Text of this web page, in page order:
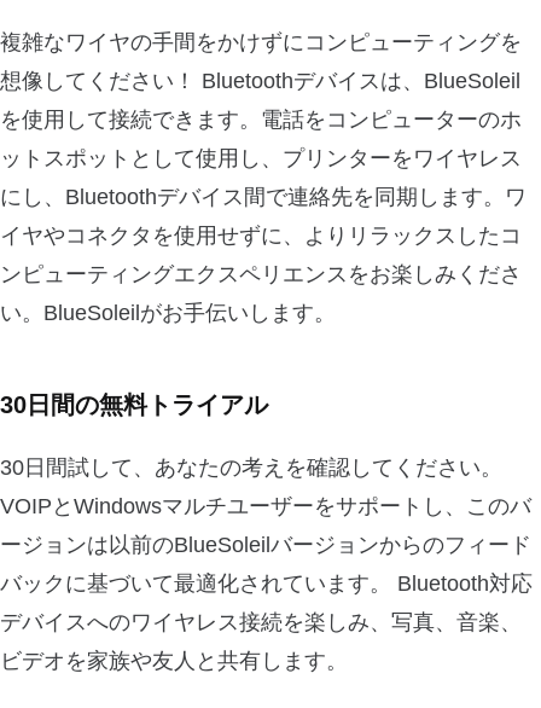
複雑なワイヤの手間をかけずにコンピューティングを
想像してください！ Bluetoothデバイスは、BlueSoleil
を使用して接続できます。電話をコンピューターのホ
ットスポットとして使用し、プリンターをワイヤレス
にし、Bluetoothデバイス間で連絡先を同期します。ワ
イヤやコネクタを使用せずに、よりリラックスしたコ
ンピューティングエクスペリエンスをお楽しみくださ
い。BlueSoleilがお手伝いします。
30日間の無料トライアル
30日間試して、あなたの考えを確認してください。
VOIPとWindowsマルチユーザーをサポートし、このバ
ージョンは以前のBlueSoleilバージョンからのフィード
バックに基づいて最適化されています。 Bluetooth対応
デバイスへのワイヤレス接続を楽しみ、写真、音楽、
ビデオを家族や友人と共有します。